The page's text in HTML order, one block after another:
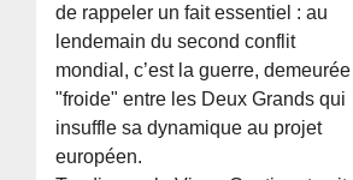
de rappeler un fait essentiel : au
lendemain du second conflit
mondial, c’est la guerre, demeurée
"froide" entre les Deux Grands qui
insuffle sa dynamique au projet
européen.